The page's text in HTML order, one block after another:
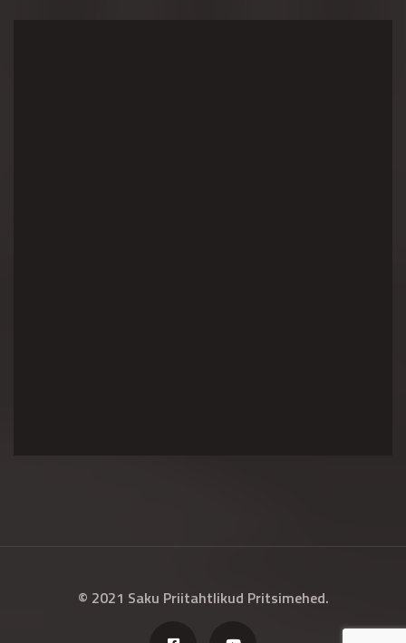
© 2021 Saku Priitahtlikud Pritsimehed.